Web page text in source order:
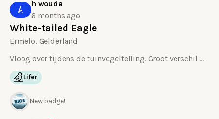
h
h wouda
6 months ago
White-tailed Eagle
Ermelo, Gelderland
Vloog over tijdens de tuinvogeltelling. Groot verschil met de grote van een buizerd die af en toe rondzweeft
Lifer
New badge!